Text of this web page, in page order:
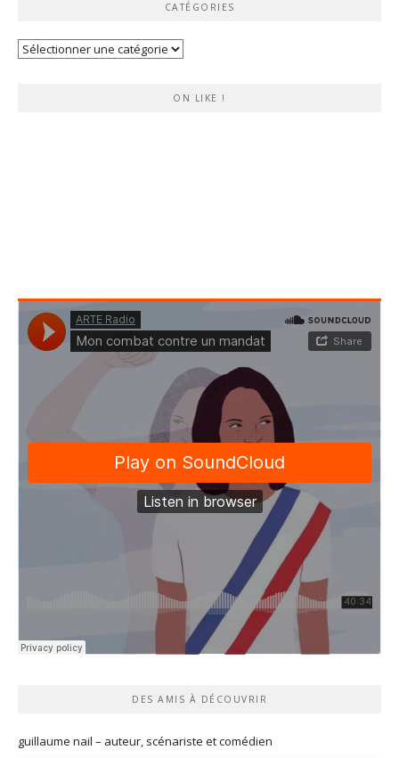
CATÉGORIES
Catégories
ON LIKE !
DES AMIS À DÉCOUVRIR
guillaume nail – auteur, scénariste et comédien